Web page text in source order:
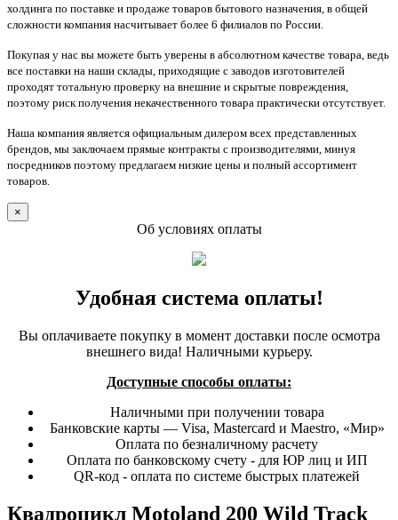
холдинга по поставке и продаже товаров бытового назначения, в общей
сложности компания насчитывает более 6 филиалов по России.
Покупая у нас вы можете быть уверены в абсолютном качестве товара, ведь
все поставки на наши склады, приходящие с заводов изготовителей
проходят тотальную проверку на внешние и скрытые повреждения,
поэтому риск получения некачественного товара практически отсутствует.
Наша компания является официальным дилером всех представленных
брендов, мы заключаем прямые контракты с производителями, минуя
посредников поэтому предлагаем низкие цены и полный ассортимент
товаров.
×
Об условиях оплаты
Удобная система оплаты!
Вы оплачиваете покупку в момент доставки после осмотра
внешнего вида! Наличными курьеру.
Доступные способы оплаты:
Наличными при получении товара
Банковские карты — Visa, Mastercard и Maestro, «Мир»
Оплата по безналичному расчету
Оплата по банковскому счету - для ЮР лиц и ИП
QR-код - оплата по системе быстрых платежей
Квадроцикл Motoland 200 Wild Track